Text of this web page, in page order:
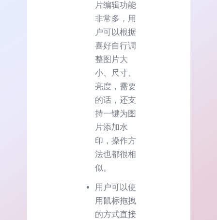
片编辑功能
非常多，用
户可以根据
喜好自行调
整图片大
小、尺寸、
亮度，需要
的话，还支
持一键为图
片添加水
印，操作方
法也都很相
似。
用户可以使
用鼠标拖拽
的方式直接